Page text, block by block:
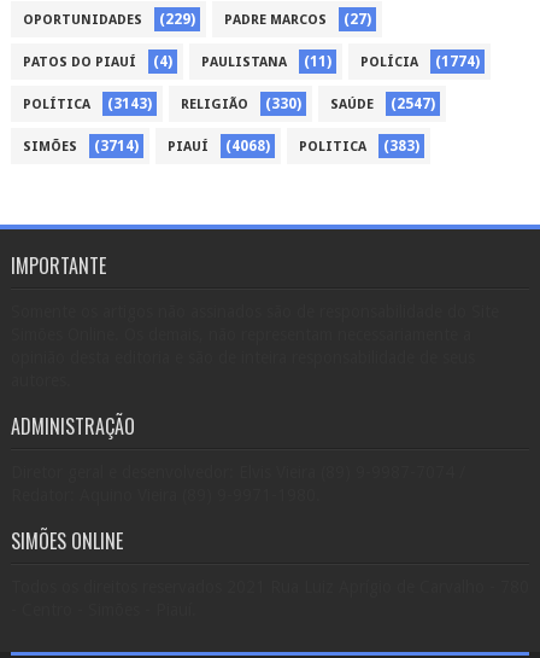
OPORTUNIDADES (229) PADRE MARCOS (27)
PATOS DO PIAUÍ (4) PAULISTANA (11) POLÍCIA (1774)
POLÍTICA (3143) RELIGIÃO (330) SAÚDE (2547)
SIMÕES (3714) PIAUÍ (4068) POLITICA (383)
IMPORTANTE
ADMINISTRAÇÃO
SIMÕES ONLINE